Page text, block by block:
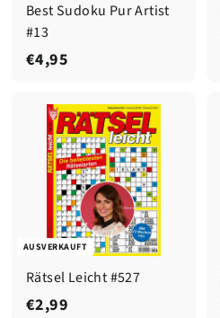
Best Sudoku Pur Artist
#13
€4,95
,
9
5
AUSVERKAUFT
Rätsel Leicht #527
€2,99